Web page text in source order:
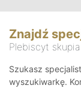
Znajdź
Plebiscyt
Szukasz
wyszukiwarkę.